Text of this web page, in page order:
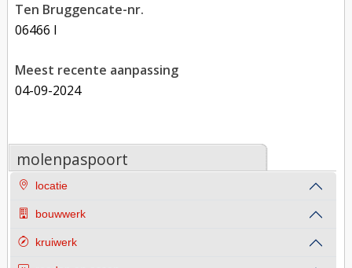
Ten Bruggencate-nr.
06466 l
Meest recente aanpassing
04-09-2024
molenpaspoort
locatie
bouwwerk
kruiwerk